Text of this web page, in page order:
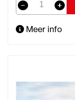
Meer info